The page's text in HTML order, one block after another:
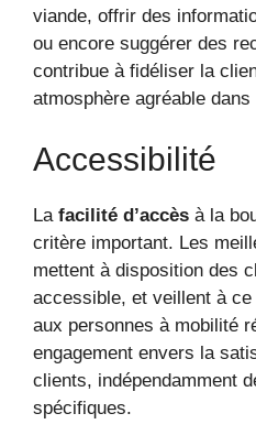
viande, offrir des
ou encore suggérer des
contribue à fidéliser la
atmosphère agréable dans
Accessibilité
La facilité d’accès à la
critère important. Les
mettent à disposition des
accessible, et veillent à ce
aux personnes à mobilité
engagement envers la
clients, indépendamment
spécifiques.